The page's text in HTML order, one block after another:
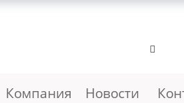
Компания Новости